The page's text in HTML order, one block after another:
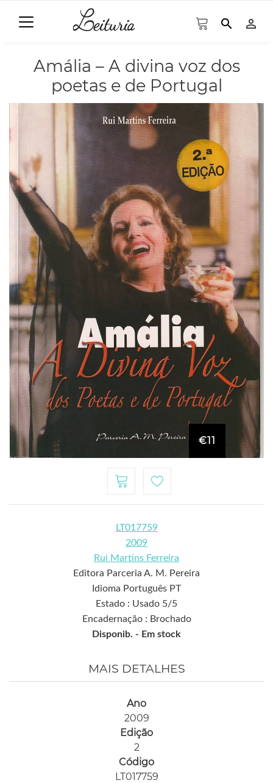
search person_outline
Amália – A divina voz dos
poetas e de Portugal
€11
LT017759
2009
Rui Martins Ferreira
Editora Parceria A. M. Pereira
Idioma Português PT
Estado : Usado 5/5
Encadernação : Brochado
Disponib. - Em stock
MAIS DETALHES
Ano
2009
Edição
2
Código
LT017759